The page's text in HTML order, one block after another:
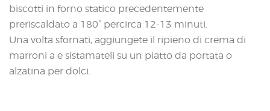
biscotti in forno statico precedentemente
preriscaldato a 180° percirca 12-13 minuti.
Una volta sfornati, aggiungete il ripieno di crema di
marroni a e sistamateli su un piatto da portata o
alzatina per dolci.